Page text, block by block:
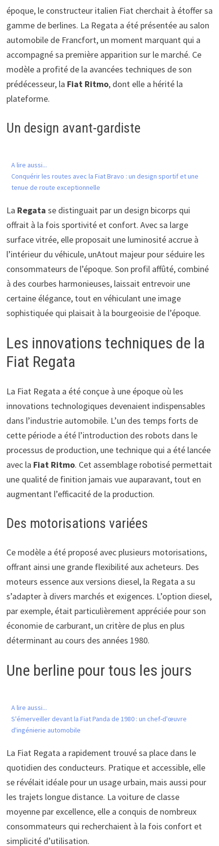
époque, le constructeur italien Fiat cherchait à étoffer sa
gamme de berlines. La Regata a été présentée au salon
automobile de Francfort, un moment marquant qui a
accompagné sa première apparition sur le marché. Ce
modèle a profité de la avancées techniques de son
prédécesseur, la Fiat Ritmo, dont elle a hérité la
plateforme.
Un design avant-gardiste
A lire aussi...
Conquérir les routes avec la Fiat Bravo : un design sportif et une
tenue de route exceptionnelle
La Regata se distinguait par un design bicorps qui
offrait à la fois sportivité et confort. Avec sa large
surface vitrée, elle proposait une luminosité accrue à
l’intérieur du véhicule, unAtout majeur pour séduire les
consommateurs de l’époque. Son profil affûté, combiné
à des courbes harmonieuses, laissait entrevoir une
certaine élégance, tout en véhiculant une image
sophistiquée qui plaisait à la bourgeoisie de l’époque.
Les innovations techniques de la
Fiat Regata
La Fiat Regata a été conçue à une époque où les
innovations technologiques devenaient indispensables
dans l’industrie automobile. L’un des temps forts de
cette période a été l’introduction des robots dans le
processus de production, une technique qui a été lancée
avec la Fiat Ritmo. Cet assemblage robotisé permettait
une qualité de finition jamais vue auparavant, tout en
augmentant l’efficacité de la production.
Des motorisations variées
Ce modèle a été proposé avec plusieurs motorisations,
offrant ainsi une grande flexibilité aux acheteurs. Des
moteurs essence aux versions diesel, la Regata a su
s’adapter à divers marchés et exigences. L’option diesel,
par exemple, était particulièrement appréciée pour son
économie de carburant, un critère de plus en plus
déterminant au cours des années 1980.
Une berline pour tous les jours
A lire aussi...
S'émerveiller devant la Fiat Panda de 1980 : un chef-d'œuvre
d'ingénierie automobile
La Fiat Regata a rapidement trouvé sa place dans le
quotidien des conducteurs. Pratique et accessible, elle
se révélait idéale pour un usage urbain, mais aussi pour
les trajets longue distance. La voiture de classe
moyenne par excellence, elle a conquis de nombreux
consommateurs qui recherchaient à la fois confort et
simplicité d’utilisation.